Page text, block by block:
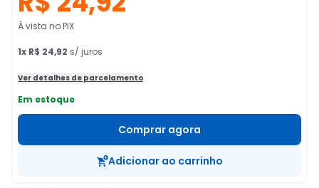
À vista no PIX
1x R$ 24,92 s/ juros
Ver detalhes de parcelamento
Em estoque
Comprar agora
Adicionar ao carrinho